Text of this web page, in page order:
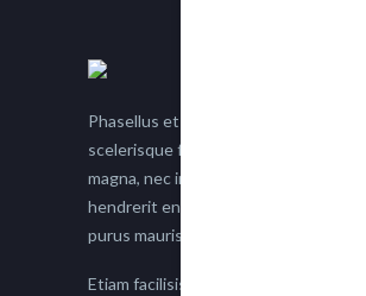
Phasellus et nisl tellus. Etiam facilisis
scelerisque faucibus. Proin semper
magna, nec imperdiet lacus semper
hendrerit enim non justo posuere
purus mauris.
Etiam facilisis eu nisi scelerisque